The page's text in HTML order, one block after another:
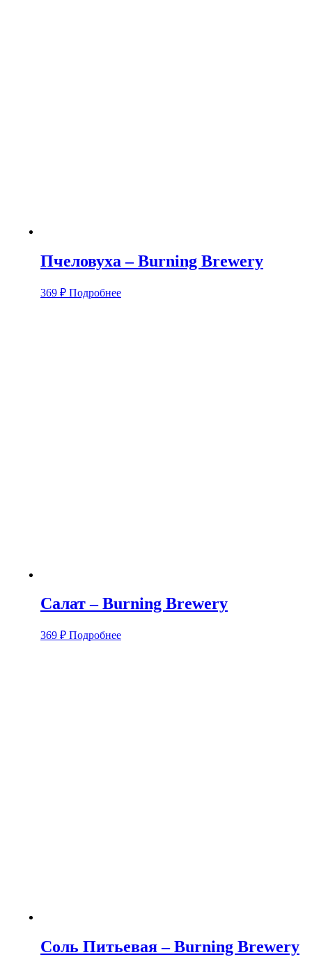
Пчеловуха – Burning Brewery
369 ₽ Подробнее
Салат – Burning Brewery
369 ₽ Подробнее
Соль Питьевая – Burning Brewery